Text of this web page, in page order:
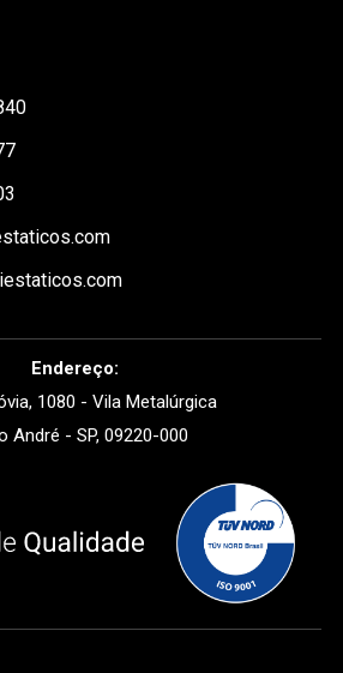
Endereço:
1080 - Vila Metalúrgica
André - SP, 09220-000